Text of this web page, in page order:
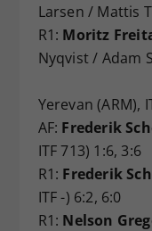
Larsen / Mattis
R1: Moritz
Nyqvist / Adam
Yerevan (ARM),
AF: Frederik
ITF 713) 1:6, 3:6
R1: Frederik
ITF -) 6:2, 6:0
R1: Nelson